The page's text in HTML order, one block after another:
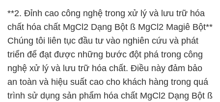
**2. Đỉnh cao công nghệ trong xử lý và lưu trữ hóa
chất hóa chất MgCl2 Dạng Bột ß MgCl2 Magiê Bột**
Chúng tôi liên tục đầu tư vào nghiên cứu và phát
triển để đạt được những bước đột phá trong công
nghệ xử lý và lưu trữ hóa chất. Điều này đảm bảo
an toàn và hiệu suất cao cho khách hàng trong quá
trình sử dụng sản phẩm hóa chất MgCl2 Dạng Bột ß